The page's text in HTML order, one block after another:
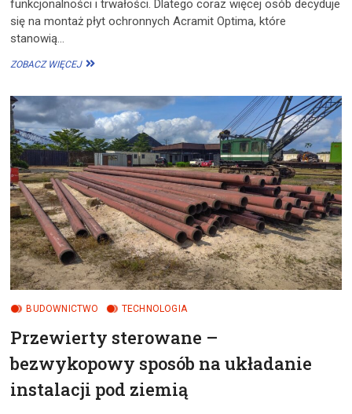
funkcjonalności i trwałości. Dlatego coraz więcej osób decyduje
się na montaż płyt ochronnych Acramit Optima, które
stanowią…
ZOBACZ WIĘCEJPŁYTY
ŚCIANĘ
ACRAMIT
OPTIMA
–
TRWAŁE
ZABEZPIECZENIE
W
KAŻDYM
WNĘTRZU
BUDOWNICTWO TECHNOLOGIA
Przewierty sterowane –
bezwykopowy sposób na układanie
instalacji pod ziemią